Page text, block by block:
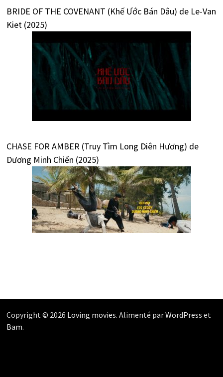
BRIDE OF THE COVENANT (Khế Ước Bán Dâu) de Le-Van
Kiet (2025)
CHASE FOR AMBER (Truy Tìm Long Diên Hương) de
Dương Minh Chiến (2025)
Copyright © 2026 Loving movies. Alimenté parWordPress et
Bam.